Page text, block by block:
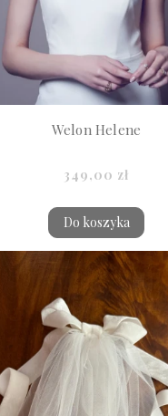
Welon Helene
349,00 zł
Do koszyka